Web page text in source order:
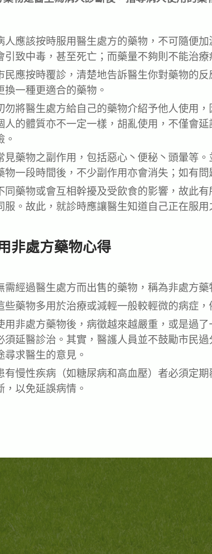
人應該按時服用醫生處方的藥物，不可隨便
引致中毒，甚至死亡；而藥量不夠則不能治療
民應按時覆診，清楚地告訴醫生你對藥物的
換一種更適合的藥物。
勿將醫生處方給自己的藥物介紹予他人使用
人的體質亦不一定一樣，胡亂使用，不僅會
。
見藥物之副作用，包括惡心丶便秘丶頭暈等
物一段時間後，不少副作用亦會消失；如有
同藥物或會互相幹擾及受飲食的影響，故此
服。故此，就診時應讓醫生知道自己正在服
非處方藥物心得
需經過醫生處方而出售的藥物，稱為非處方藥
些藥物多用於治療或減輕一般較輕微的病症
用非處方藥物後，病徵越來越嚴重，或是過
須延醫診治。其實，醫護人員並不鼓勵市民
尋求醫生的意見。
有慢性疾病（如糖尿病和高血壓）者必須定
，以免延誤病情。